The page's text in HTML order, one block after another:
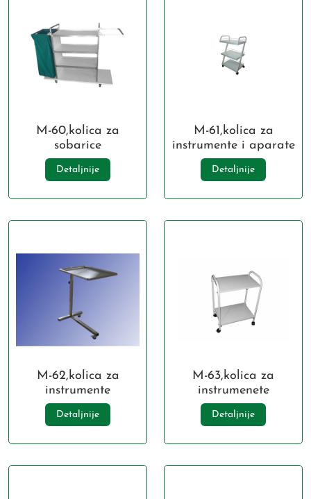
M-60,kolica za
sobarice
Detaljnije
M-61,kolica za
instrumente i aparate
Detaljnije
M-62,kolica za
instrumente
Detaljnije
M-63,kolica za
instrumenete
Detaljnije